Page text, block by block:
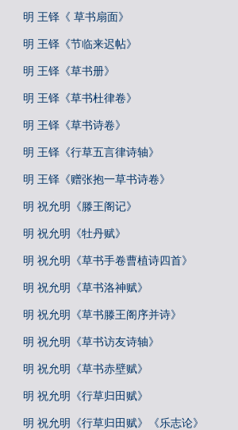
明 王铎《 草书扇面》
明 王铎《节临来迟帖》
明 王铎《草书册》
明 王铎《草书杜律卷》
明 王铎《草书诗卷》
明 王铎《行草五言律诗轴》
明 王铎《赠张抱一草书诗卷》
明 祝允明《滕王阁记》
明 祝允明《牡丹赋》
明 祝允明《草书手卷曹植诗四首》
明 祝允明《草书洛神赋》
明 祝允明《草书滕王阁序并诗》
明 祝允明《草书访友诗轴》
明 祝允明《草书赤壁赋》
明 祝允明《行草归田赋》
明 祝允明《行草归田赋》《乐志论》